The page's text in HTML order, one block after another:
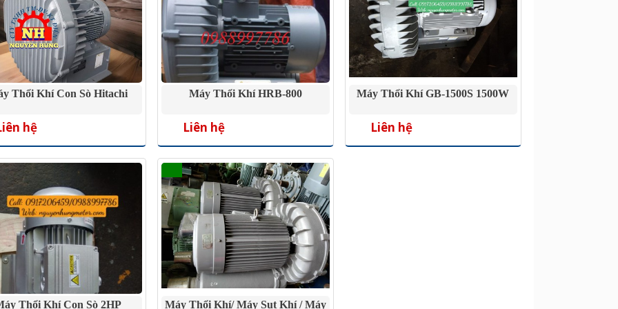
Thổi Khí Con Sò Hitachi
hệ
Máy Thổi Khí HRB-800
Liên hệ
Máy Thổi Khí GB-1500S 1500W
Liên hệ
Thổi Khí Con Sò 2HP Máy Thổi Khí/ Máy Sụt Khí / Máy